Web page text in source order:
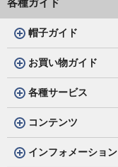
各種ガイド
帽子ガイド
お買い物ガイド
各種サービス
コンテンツ
インフォメーション